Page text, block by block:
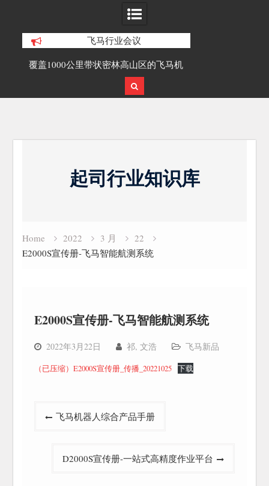
飞马行业会议
覆盖1000公里带状密林高山区的飞马机
载激光雷达点云数据及正射影像
起司行业知识库
Home 2022 3 月
22
E2000S宣传册-飞马智能航测系统
E2000S宣传册-飞马智能航测系统
2022年3月22日 祁, 文浩 飞马新品
（已压缩）E2000S宣传册_传播_20221025 下载
飞马机器人综合产品手册
D2000S宣传册-一站式高精度作业平台